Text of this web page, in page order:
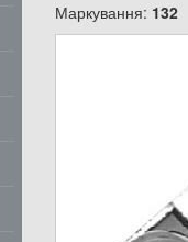
Маркування: 132